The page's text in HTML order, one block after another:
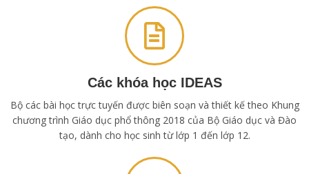
Các khóa học IDEAS
Bộ các bài học trực tuyến được biên soạn và thiết kế theo Khung
chương trình Giáo dục phổ thông 2018 của Bộ Giáo dục và Đào
tạo, dành cho học sinh từ lớp 1 đến lớp 12.